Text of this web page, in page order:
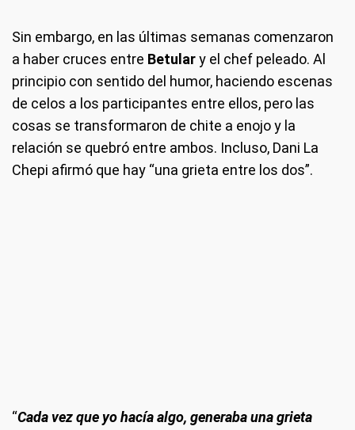
Sin embargo, en las últimas semanas comenzaron
a haber cruces entre Betulary el chef peleado. Al
principio con sentido del humor, haciendo escenas
de celos a los participantes entre ellos, pero las
cosas se transformaron de chite a enojo y la
relación se quebró entre ambos. Incluso, Dani La
Chepi afirmó que hay “una grieta entre los dos”.
“Cada vez que yo hacía algo, generaba una grieta